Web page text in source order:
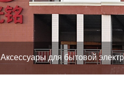
Аксессуары для бытовой